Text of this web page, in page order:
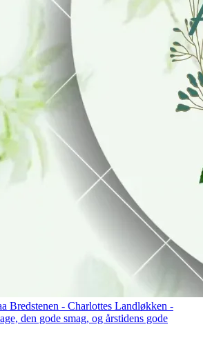
Bredstenen - Charlottes Landløkken -
den gode smag, og årstidens gode